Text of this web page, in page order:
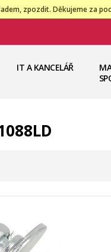
zpozdit. Děkujeme za
IT A KANCELÁŘ